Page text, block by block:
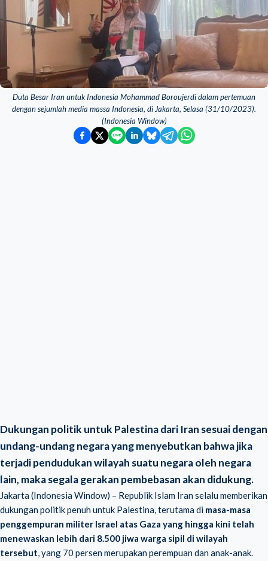
Duta Besar Iran untuk Indonesia Mohammad Boroujerdi dalam pertemuan
dengan sejumlah media massa Indonesia, di Jakarta, Selasa (31/10/2023).
(Indonesia Window)
Dukungan politik untuk Palestina dari Iran sesuai dengan
undang-undang negara yang menyebutkan bahwa jika
terjadi pendudukan wilayah suatu negara oleh negara
lain, maka segala gerakan pembebasan akan didukung.
Jakarta (Indonesia Window) – Republik Islam Iran selalu memberikan
dukungan politik penuh untuk Palestina, terutama di masa-masa
penggempuran militer Israel atas Gaza yang hingga kini telah
menewaskan lebih dari 8.500 jiwa warga sipil di wilayah
tersebut, yang 70 persen merupakan perempuan dan anak-anak.